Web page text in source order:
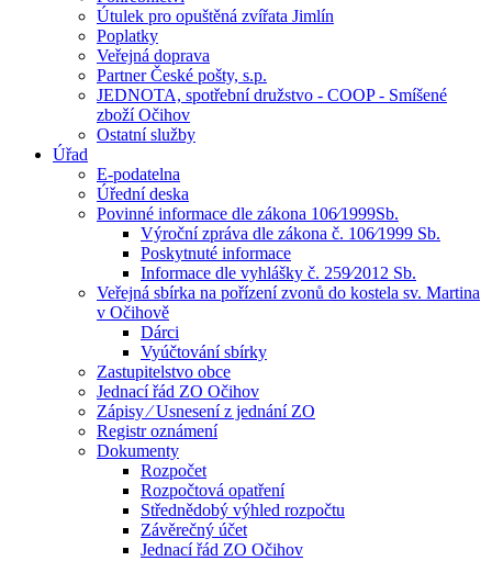
Útulek pro opuštěná zvířata Jimlín
Poplatky
Veřejná doprava
Partner České pošty, s.p.
JEDNOTA, spotřební družstvo - COOP - Smíšené
zboží Očihov
Ostatní služby
Úřad
E-podatelna
Úřední deska
Povinné informace dle zákona 106⁄1999Sb.
Výroční zpráva dle zákona č. 106⁄1999 Sb.
Poskytnuté informace
Informace dle vyhlášky č. 259⁄2012 Sb.
Veřejná sbírka na pořízení zvonů do kostela sv. Martina
v Očihově
Dárci
Vyúčtování sbírky
Zastupitelstvo obce
Jednací řád ZO Očihov
Zápisy ⁄ Usnesení z jednání ZO
Registr oznámení
Dokumenty
Rozpočet
Rozpočtová opatření
Střednědobý výhled rozpočtu
Závěrečný účet
Jednací řád ZO Očihov